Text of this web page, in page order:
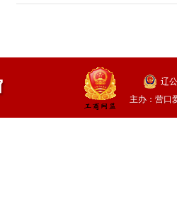
主办： 营口
辽